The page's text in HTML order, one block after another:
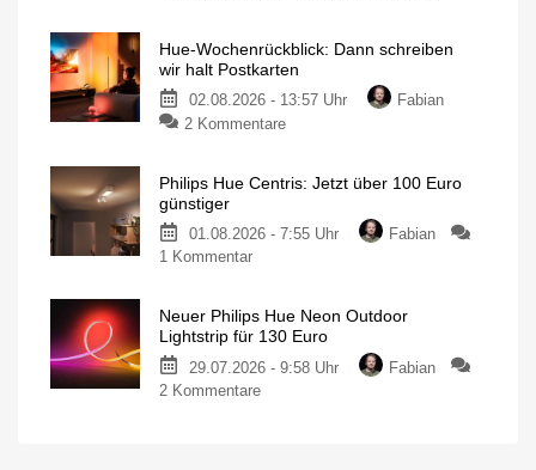
Hue-Wochenrückblick: Dann schreiben
wir halt Postkarten
02.08.2026 - 13:57 Uhr
Fabian
2 Kommentare
Philips Hue Centris: Jetzt über 100 Euro
günstiger
01.08.2026 - 7:55 Uhr
Fabian
1 Kommentar
Neuer Philips Hue Neon Outdoor
Lightstrip für 130 Euro
29.07.2026 - 9:58 Uhr
Fabian
2 Kommentare